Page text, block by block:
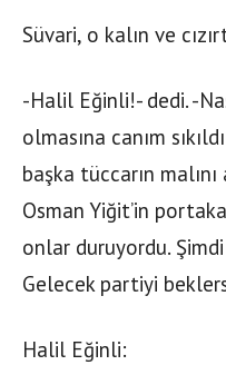
Süvari, o kalın ve
-Halil Eğinli!- dedi. -
olmasına canım
başka tüccarın
Osman Yiğit’in
onlar duruyordu.
Gelecek partiyi
Halil Eğinli: